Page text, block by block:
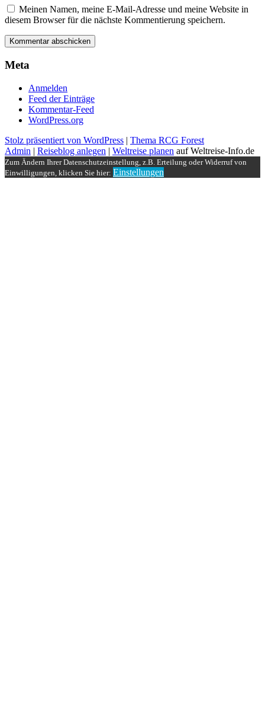
Meinen Namen, meine E-Mail-Adresse und meine Website in
diesem Browser für die nächste Kommentierung speichern.
Meta
Anmelden
Feed der Einträge
Kommentar-Feed
WordPress.org
Stolz präsentiert von WordPress | Thema RCG Forest
Admin | Reiseblog anlegen | Weltreise planen auf Weltreise-Info.de
Zum Ändern Ihrer Datenschutzeinstellung, z.B. Erteilung oder Widerruf von
Einwilligungen, klicken Sie hier: Einstellungen